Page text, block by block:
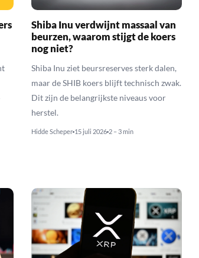
Shiba Inu verdwijnt massaal van
beurzen, waarom stijgt de koers
nog niet?
Shiba Inu ziet beursreserves sterk dalen,
maar de SHIB koers blijft technisch zwak.
Dit zijn de belangrijkste niveaus voor
herstel.
Hidde Scheper 15 juli 2026 2 – 3 min